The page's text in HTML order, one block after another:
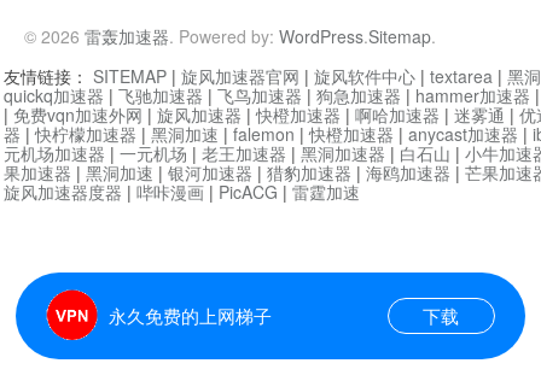
© 2026 雷轰加速器. Powered by: WordPress.Sitemap.
永久免费的上网梯子 下载
友情链接： SITEMAP | 旋风加速器官网 | 旋风软件中心 | textarea | 黑
quickq加速器 | 飞驰加速器 | 飞鸟加速器 | 狗急加速器 | hammer加速器
| 免费vqn加速外网 | 旋风加速器 |快橙加速器 | 啊哈加速器 | 迷雾通 | 优
器 |快柠檬加速器 | 黑洞加速 | falemon |快橙加速器 | anycast加速器 |
元机场加速器 | 一元机场 | 老王加速器 | 黑洞加速器 | 白石山 | 小牛加速
果加速器 | 黑洞加速 | 银河加速器 | 猎豹加速器 | 海鸥加速器 | 芒果加速
旋风加速器度器 | 哔咔漫画 | PicACG | 雷霆加速